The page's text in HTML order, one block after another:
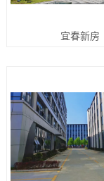
宜春新房